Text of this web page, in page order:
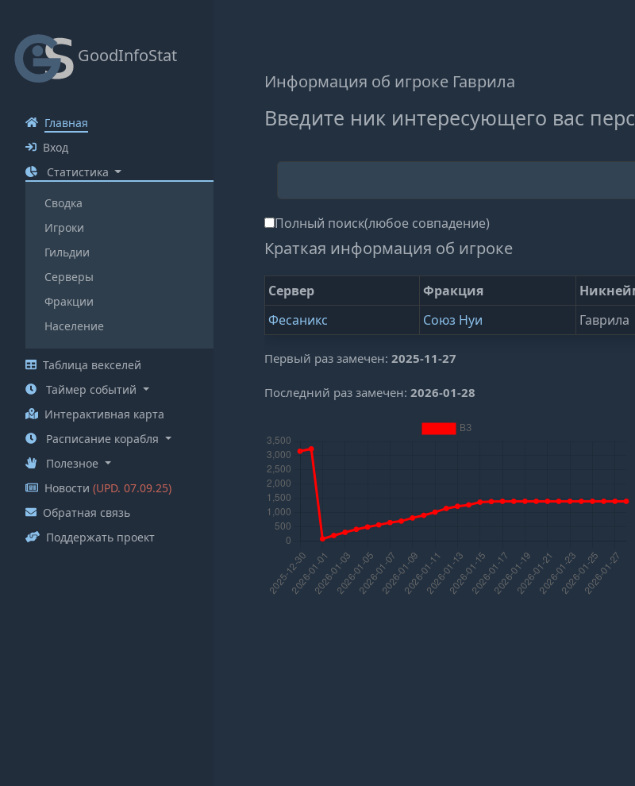
GoodInfoStat
Главная
Вход
Статистика
Сводка
Игроки
Гильдии
Серверы
Фракции
Население
Таблица векселей
Таймер событий
Интерактивная карта
Расписание корабля
Полезное
Новости (UPD. 07.09.25)
Обратная связь
Поддержать проект
Информация об игроке Гаврила
Введите ник интересующего вас
Полный поиск(любое совпадение)
Краткая информация об игроке
Сервер Фракция
Фесаникс
Союз Нуи Гаврила
Первый раз замечен: 2025-11-27
Последний раз замечен: 2026-01-28